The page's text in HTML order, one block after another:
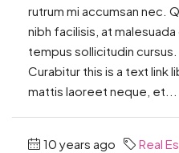
rutrum mi accumsan nec.
nibh facilisis, at
tempus sollicitudin
Curabitur this is a text link
mattis laoreet neque, et...
10 years ago Real